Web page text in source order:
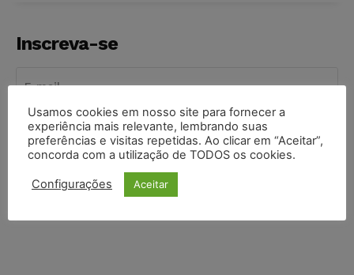
Inscreva-se
INSCREVER
Política de Privacidade
Usamos cookies em nosso site para fornecer a
experiência mais relevante, lembrando suas
preferências e visitas repetidas. Ao clicar em “Aceitar”,
concorda com a utilização de TODOS os cookies.
Configurações Aceitar